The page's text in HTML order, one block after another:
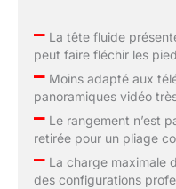
–La tête fluide
peut faire fléchir les
–Moins adapté aux
panoramiques vidéo
–Le rangement n’est
retirée pour un pliage
–La charge maximale
des configurations